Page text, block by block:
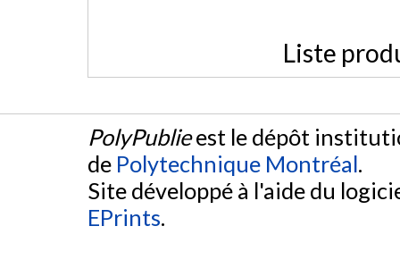
Liste
PolyPublieest le dépôt
de Polytechnique Montréal.
Site développé à l'aide du
EPrints.